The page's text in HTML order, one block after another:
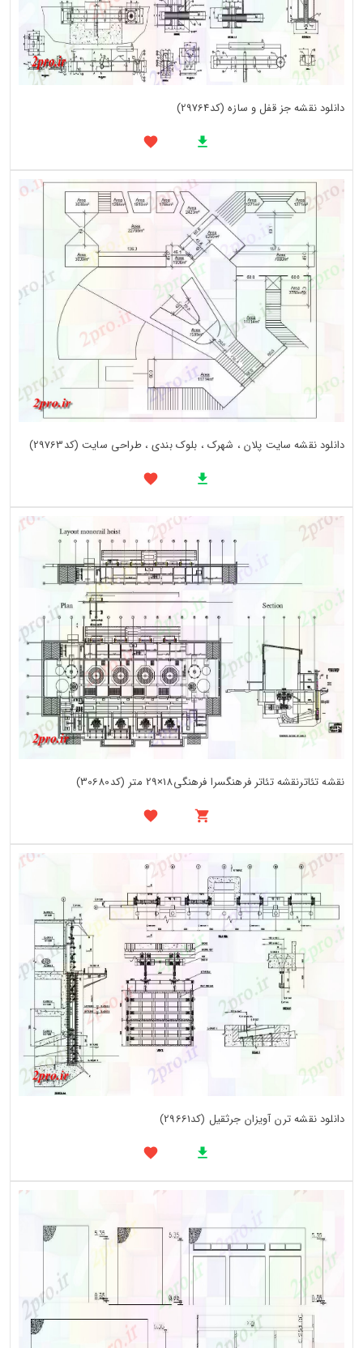
دانلود نقشه جز قفل و سازه (کد29764)
دانلود نقشه سایت پلان ، شهرک ، بلوک بندی ، طراحی سایت (کد29763)
نقشه تئاترنقشه تئاتر فرهنگسرا فرهنگی18×29 متر (کد30680)
دانلود نقشه ترن آویزان جرثقیل (کد29661)